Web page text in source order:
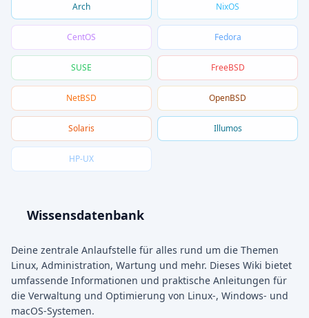
Arch NixOS
CentOS Fedora
SUSE FreeBSD
NetBSD OpenBSD
Solaris Illumos
HP-UX
Wissensdatenbank
Deine zentrale Anlaufstelle für alles rund um die Themen
Linux, Administration, Wartung und mehr. Dieses Wiki bietet
umfassende Informationen und praktische Anleitungen für
die Verwaltung und Optimierung von Linux-, Windows- und
macOS-Systemen.